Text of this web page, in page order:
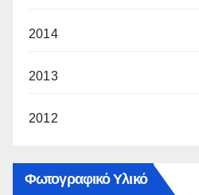
2014
2013
2012
Φωτογραφικό Υλικό